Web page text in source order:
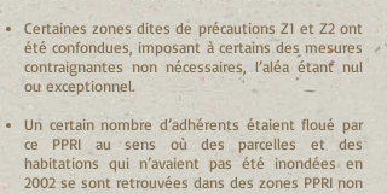
Certaines zones dites de précautions Z1 et Z2 ont
été confondues, imposant à certains des mesures
contraignantes non nécessaires, l’aléa étant nul
ou exceptionnel.
Un certain nombre d’adhérents étaient floué par
ce PPRI au sens où des parcelles et des
habitations qui n’avaient pas été inondées en
2002 se sont retrouvées dans des zones PPRI non